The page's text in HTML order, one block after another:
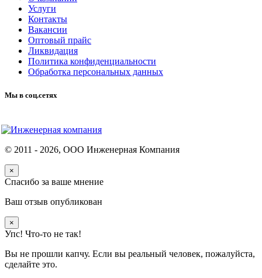
Услуги
Контакты
Вакансии
Оптовый прайс
Ликвидация
Политика конфиденциальности
Обработка персональных данных
Мы в соц.сетях
© 2011 - 2026, ООО Инженерная Компания
×
Спасибо за ваше мнение
Ваш отзыв опубликован
×
Упс! Что-то не так!
Вы не прошли капчу. Если вы реальный человек, пожалуйста,
сделайте это.